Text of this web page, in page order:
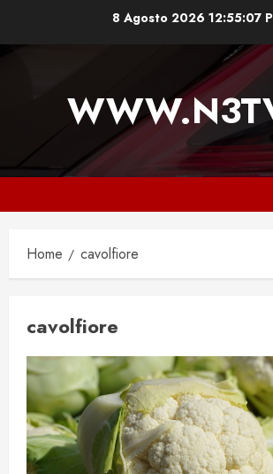
8 Agosto 2026 12:55:08
Home cavolfiore
cavolfiore